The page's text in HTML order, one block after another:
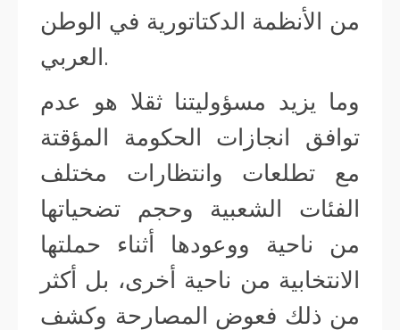
من الأنظمة الدكتاتورية في الوطن
العربي.
وما يزيد مسؤوليتنا ثقلا هو عدم
توافق انجازات الحكومة المؤقتة
مع تطلعات وانتظارات مختلف
الفئات الشعبية وحجم تضحياتها
من ناحية ووعودها أثناء حملتها
الانتخابية من ناحية أخرى، بل أكثر
من ذلك فعوض المصارحة وكشف